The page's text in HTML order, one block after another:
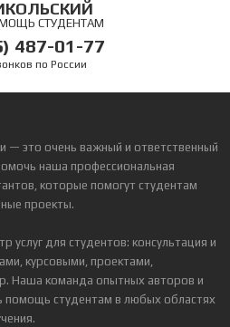
СТУДЕНТАМ
487-01-77
по России
— это очень важный и ответственный
наша профессиональная
которые помогут студентам
проекты.
услуг для студентов: консультация и
курсовыми, проектами,
Наша команда опытных авторов и
помощь студентам в любых областях